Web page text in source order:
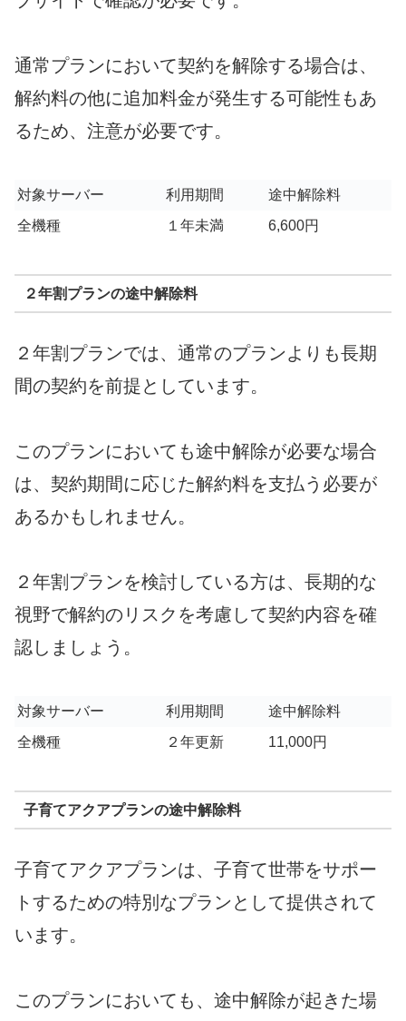
通常プランにおいて契約を解除する場合は、
解約料の他に追加料金が発生する可能性もあ
るため、注意が必要です。
対象サーバー 利用期間
途中解除料
全機種
１年未満 6,600円
２年割プランの途中解除料
２年割プランでは、通常のプランよりも長期
間の契約を前提としています。
このプランにおいても途中解除が必要な場合
は、契約期間に応じた解約料を支払う必要が
あるかもしれません。
２年割プランを検討している方は、長期的な
視野で解約のリスクを考慮して契約内容を確
認しましょう。
対象サーバー 利用期間
途中解除料
全機種
２年更新 11,000円
子育てアクアプランの途中解除料
子育てアクアプランは、子育て世帯をサポー
トするための特別なプランとして提供されて
います。
このプランにおいても、途中解除が起きた場